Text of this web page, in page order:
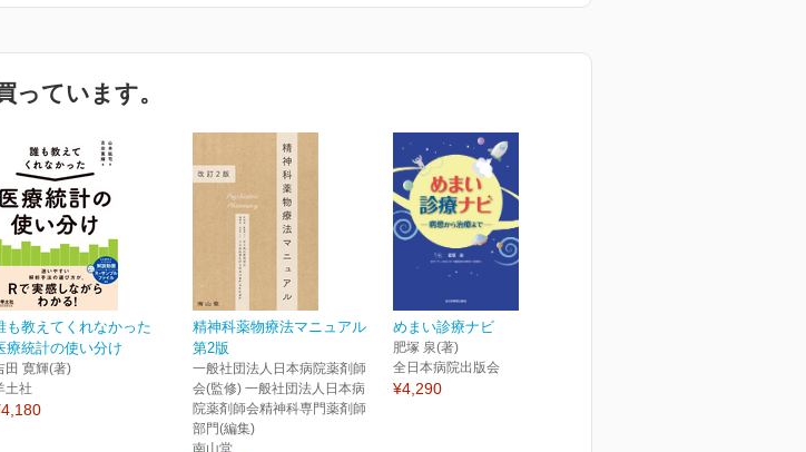
っています。
も教えてくれなかった
療統計の使い分け
田 寛輝(著)
土社
精神科薬物療法マニュアル
第2版
一般社団法人日本病院薬剤師
会(監修) 一般社団法人日本病
院薬剤師会精神科専門薬剤師
部門(編集)
めまい診療ナビ
肥塚 泉(著)
全日本病院出版会
¥4,290